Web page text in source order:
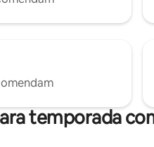
temporada